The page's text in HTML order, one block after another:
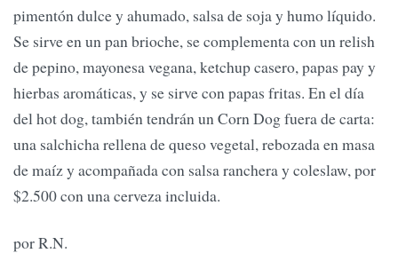
pimentón dulce y ahumado, salsa de soja y humo líquido.
Se sirve en un pan brioche, se complementa con un relish
de pepino, mayonesa vegana, ketchup casero, papas pay y
hierbas aromáticas, y se sirve con papas fritas. En el día
del hot dog, también tendrán un Corn Dog fuera de carta:
una salchicha rellena de queso vegetal, rebozada en masa
de maíz y acompañada con salsa ranchera y coleslaw, por
$2.500 con una cerveza incluida.
por R.N.